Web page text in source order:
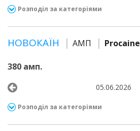
Розподіл за категоріями
НОВОКАЇН АМП Procaine
380 амп.
05.06.2026
Розподіл за категоріями